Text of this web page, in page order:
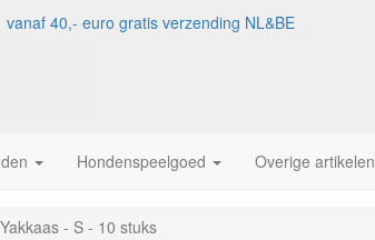
vanaf 40,- euro gratis verzending NL&BE
Hondenspeelgoed Overige artikelen
Yakkaas - S - 10 stuks